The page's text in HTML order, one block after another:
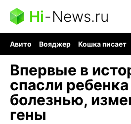
Hi-News.ru
Авито Вояджер Кошка писает
Впервые в
спасли
болезнью,
гены